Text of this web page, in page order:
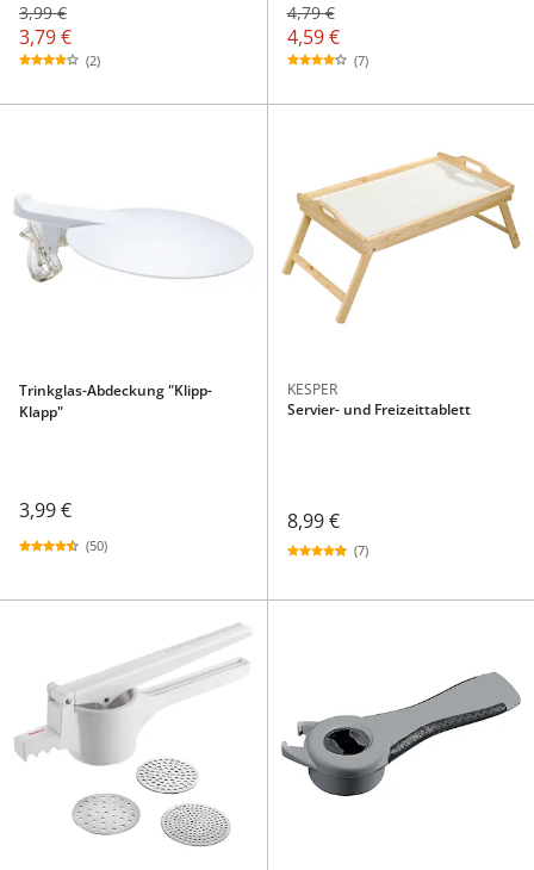
3,99 €
3,79 €
(2)
4,79 €
4,59 €
(7)
Trinkglas-Abdeckung "Klipp-
Klapp"
3,99 €
(50)
KESPER
Servier- und Freizeittablett
8,99 €
(7)